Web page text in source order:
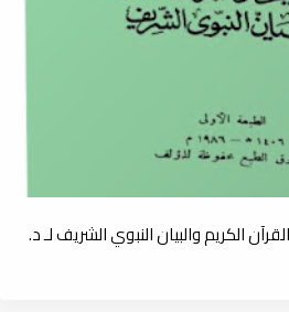
الكريم والبيان النبوي الشريف لـ د.